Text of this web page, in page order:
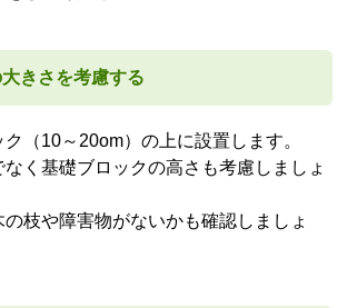
きさを考慮する
（10～20om）の上に設置します。
く基礎ブロックの高さも考慮しましょ
の枝や障害物がないかも確認しましょ